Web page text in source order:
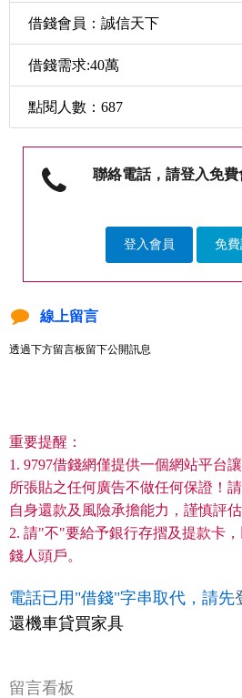
借錢會員：誠信天下
借錢需求:40萬
點閱人數：687
聯絡電話，請登入免
登入會員 免
線上留言
透過下方留言板留下公開訊息
重要提醒：
1. 9797借錢網僅提供一個網站平台
所張貼之任何廣告不做任何保證！
自身還款及風險承擔能力，謹慎評估
2. 請"不"要給予銀行存摺及提款卡
錢人頭戶。
電話已用"借錢"字串取代，請先
還機車貸買家具
留言看板